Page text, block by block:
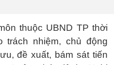
thuộc UBND TP thời
trách nhiệm, chủ động
đề xuất, bám sát tiến